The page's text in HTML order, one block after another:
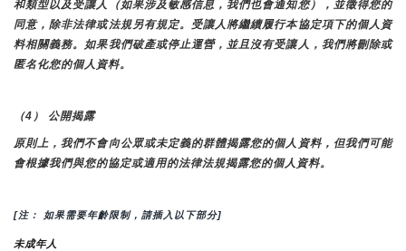
和類型以及受讓人（如果涉及敏感信息，我們也會通知您），並徵得您的
同意，除非法律或法規另有規定。受讓人將繼續履行本協定項下的個人資
料相關義務。如果我們破產或停止運營，並且沒有受讓人，我們將刪除或
匿名化您的個人資料。
（4） 公開揭露
原則上，我們不會向公眾或未定義的群體揭露您的個人資料，但我們可能
會根據我們與您的協定或適用的法律法規揭露您的個人資料。
[注： 如果需要年齡限制，請插入以下部分]
未成年人